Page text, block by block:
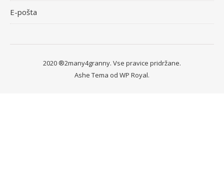
E-pošta
2020 ®2many4granny. Vse pravice pridržane.
Ashe Tema od WP Royal.